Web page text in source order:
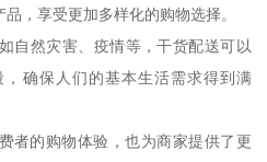
，享受更加多样化的购物选择。
自然灾害、疫情等，干货配送可以
确保人们的基本生活需求得到满
者的购物体验，也为商家提供了更